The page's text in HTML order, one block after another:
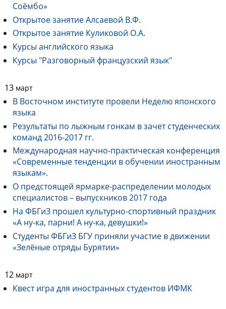
Соёмбо»
Открытое занятие Алсаевой В.Ф.
Открытое занятие Куликовой О.А.
Курсы английского языка
Курсы "Разговорный французский язык"
13 март
В Восточном институте провели Неделю японского
языка
Результаты по лыжным гонкам в зачет студенческих
команд 2016-2017 гг.
Международная научно-практическая конференция
«Современные тенденции в обучении иностранным
языкам».
О предстоящей ярмарке-распределении молодых
специалистов – выпускников 2017 года
На ФБГиЗ прошел культурно-спортивный праздник
«А ну-ка, парни! А ну-ка, девушки!»
Студенты ФБГиЗ БГУ приняли участие в движении
«Зелёные отряды Бурятии»
12 март
Квест игра для иностранных студентов ИФМК